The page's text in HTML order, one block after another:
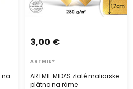
na
ARTMIE MIDAS zlaté maliarske
plátno na ráme
3,00 €
ARTMIE®